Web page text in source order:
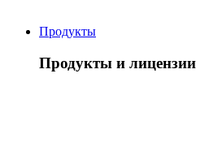
Продукты
Продукты и лицензии